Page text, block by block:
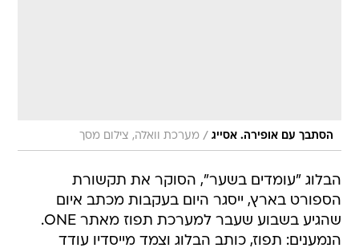
הסתבך עם אופירה. אסייג / מערכת וואלה, צילום מסך
הבלוג "עומדים בשער", הסוקר את תקשורת
הספורט בארץ, ייסגר היום בעקבות מכתב איום
שהגיע בשבוע שעבר למערכת תפוז מאתר ONE.
הנמענים: תפוז, כותב הבלוג וצמד מייסדיו עודד